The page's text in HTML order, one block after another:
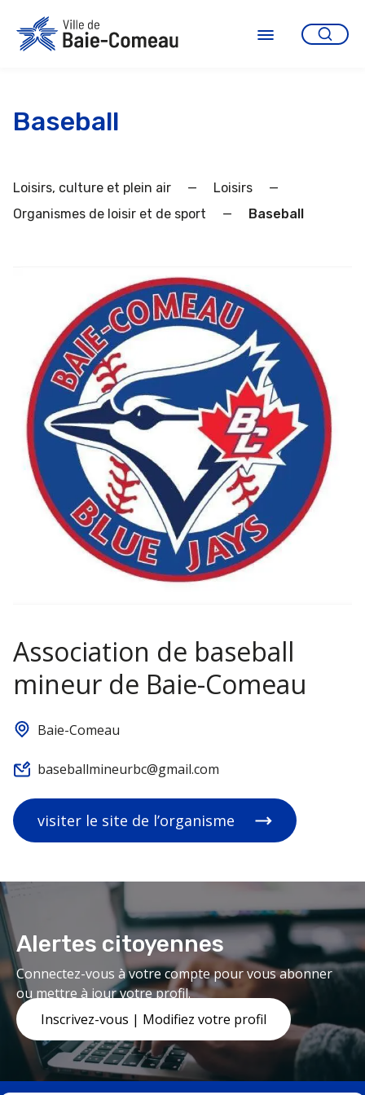
contenu
Ouvrir
Baseball
Loisirs, culture et plein air — Loisirs
—
Organismes de loisir et de sport
— Baseball
Association de baseball
mineur de Baie-Comeau
Baie-Comeau
baseballmineurbc@gmail.com
visiter le site de l’organisme
Alertes citoyennes
Connectez-vous à votre compte pour vous abonner
ou mettre à jour votre profil.
Inscrivez-vous | Modifiez votre profil